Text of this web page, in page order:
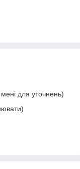
для уточнень)